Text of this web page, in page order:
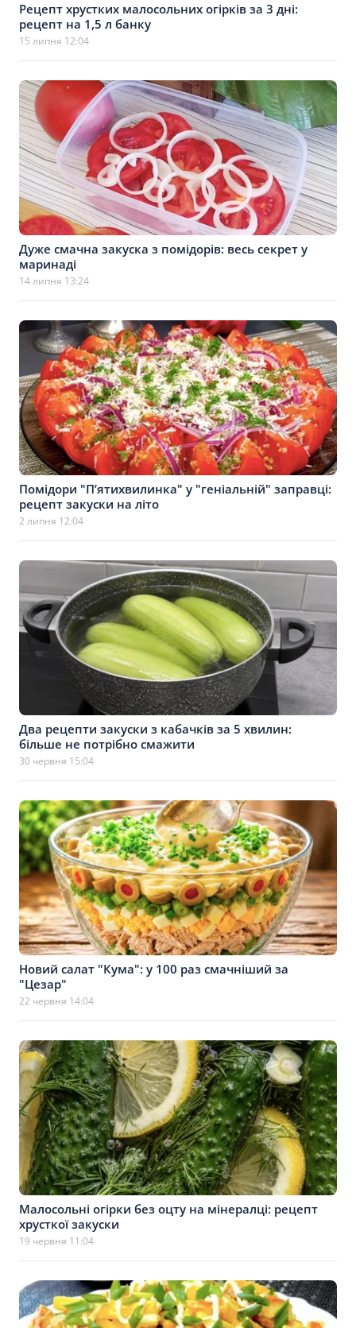
Рецепт хрустких малосольних огірків за 3 дні:
рецепт на 1,5 л банку
15 липня 12:04
Дуже смачна закуска з помідорів: весь секрет у
маринаді
14 липня 13:24
Помідори "П’ятихвилинка" у "геніальній" заправці:
рецепт закуски на літо
2 липня 12:04
Два рецепти закуски з кабачків за 5 хвилин:
більше не потрібно смажити
30 червня 15:04
Новий салат "Кума": у 100 раз смачніший за
"Цезар"
22 червня 14:04
Малосольні огірки без оцту на мінералці: рецепт
хрусткої закуски
19 червня 11:04